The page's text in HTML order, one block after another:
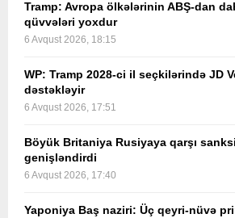
Tramp: Avropa ölkələrinin ABŞ-dan
qüvvələri yoxdur
6 Avqust 2026, 18:15
WP: Tramp 2028-ci il seçkilərində JD
dəstəkləyir
6 Avqust 2026, 17:51
Böyük Britaniya Rusiyaya qarşı
genişləndirdi
6 Avqust 2026, 17:40
Yaponiya Baş naziri: Üç qeyri-nüvə